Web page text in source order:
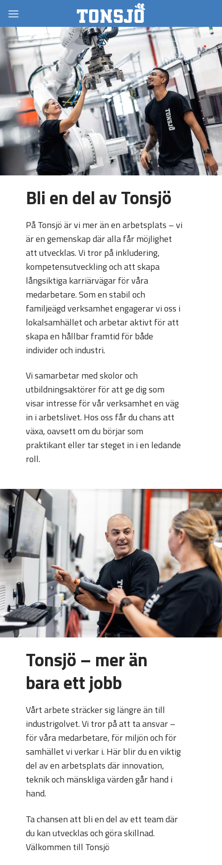
content
Bli en del av Tonsjö
På Tonsjö är vi mer än en arbetsplats – vi
är en gemenskap där alla får möjlighet
att utvecklas. Vi tror på inkludering,
kompetensutveckling och att skapa
långsiktiga karriärvägar för våra
medarbetare. Som en stabil och
familjeägd verksamhet engagerar vi oss i
lokalsamhället och arbetar aktivt för att
skapa en hållbar framtid för både
individer och industri.
Vi samarbetar med skolor och
utbildningsaktörer för att ge dig som
visar intresse för vår verksamhet en väg
in i arbetslivet. Hos oss får du chans att
växa, oavsett om du börjar som
praktikant eller tar steget in i en ledande
roll.
Tonsjö – mer än
bara ett jobb
Vårt arbete sträcker sig längre än till
industrigolvet. Vi tror på att ta ansvar –
för våra medarbetare, för miljön och för
samhället vi verkar i. Här blir du en viktig
del av en arbetsplats där innovation,
teknik och mänskliga värden går hand i
hand.
Ta chansen att bli en del av ett team där
du kan utvecklas och göra skillnad.
Välkommen till Tonsjö